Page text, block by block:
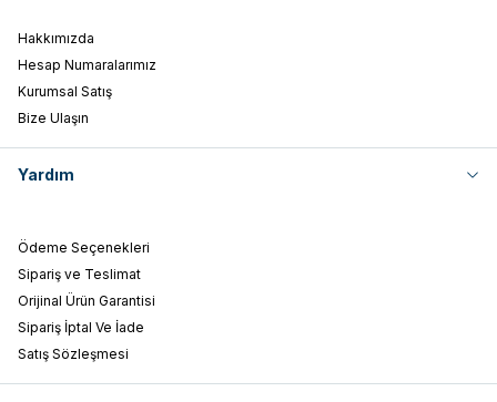
Hakkımızda
Hesap Numaralarımız
Kurumsal Satış
Bize Ulaşın
Yardım
Ödeme Seçenekleri
Sipariş ve Teslimat
Orijinal Ürün Garantisi
Sipariş İptal Ve İade
Satış Sözleşmesi